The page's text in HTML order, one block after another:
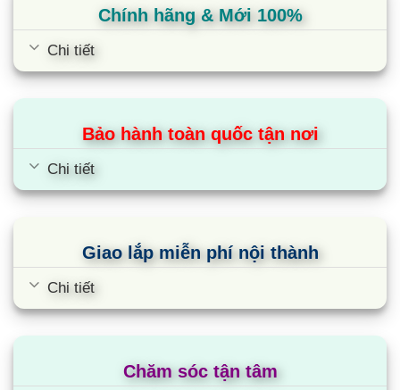
Chính hãng & Mới 100%
Chi tiết
Bảo hành toàn quốc tận nơi
Chi tiết
Giao lắp miễn phí nội thành
Chi tiết
Chăm sóc tận tâm